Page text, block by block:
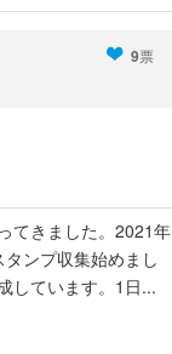
9票
てきました。2021年
ンプ収集始めまし
しています。1日...